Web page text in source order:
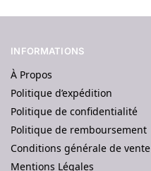
INFORMATIONS
À Propos
Politique d’expédition
Politique de confidentialité
Politique de remboursement
Conditions générale de vente
Mentions Légales